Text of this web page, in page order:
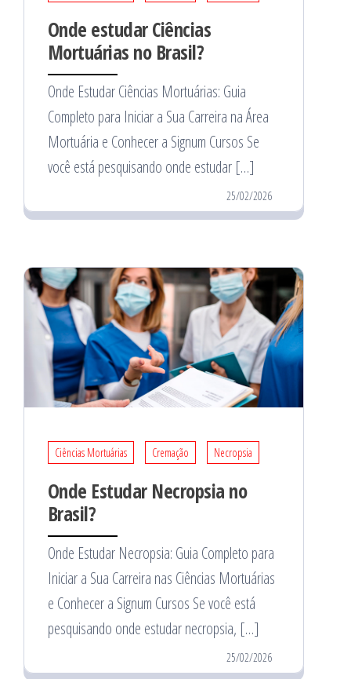
Onde estudar Ciências
Mortuárias no Brasil?
Onde Estudar Ciências Mortuárias: Guia
Completo para Iniciar a Sua Carreira na Área
Mortuária e Conhecer a Signum Cursos Se
você está pesquisando onde estudar […]
25/02/2026
Ciências Mortuárias Cremação Necropsia
Onde Estudar Necropsia no
Brasil?
Onde Estudar Necropsia: Guia Completo para
Iniciar a Sua Carreira nas Ciências Mortuárias
e Conhecer a Signum Cursos Se você está
pesquisando onde estudar necropsia, […]
25/02/2026